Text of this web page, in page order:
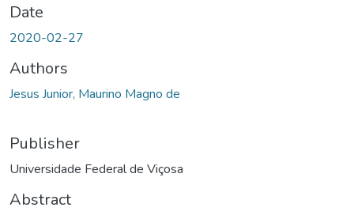
Date
2020-02-27
Authors
Jesus Junior, Maurino Magno de
Publisher
Universidade Federal de Viçosa
Abstract